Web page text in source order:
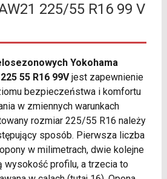
225/55 R16 99 V
Yokohama
55 R16 99Vjest zapewnienie
bezpieczeństwa i komfortu
w zmiennych warunkach
rozmiar 225/55 R16 należy
sposób. Pierwsza liczba
w milimetrach, dwie kolejne
wysokość profilu, a trzecia to